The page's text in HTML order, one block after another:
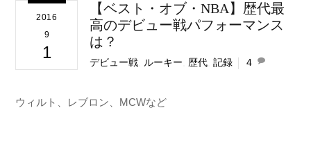
2016
9
1
【ベスト・オブ・NBA】歴代最
高のデビュー戦パフォーマンス
は？
デビュー戦 ルーキー 歴代 ,記録 4
ウィルト、レブロン、MCWなど